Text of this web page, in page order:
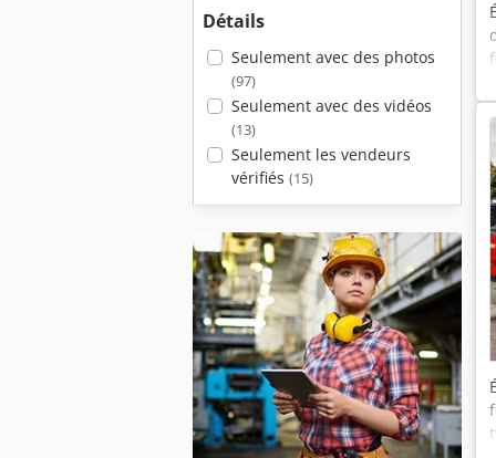
Détails
Seulement avec des photos
(97)
Seulement avec des vidéos
(13)
Seulement les vendeurs
vérifiés (15)